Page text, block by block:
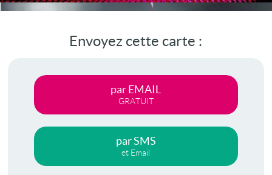
vidéo
Envoyez cette carte :
par EMAIL
GRATUIT
par SMS
et Email